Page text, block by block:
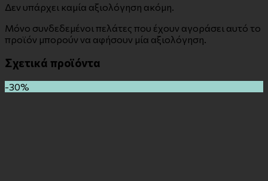
Δεν υπάρχει καμία αξιολόγηση ακόμη.
Μόνο συνδεδεμένοι πελάτες που έχουν αγοράσει αυτό το
προϊόν μπορούν να αφήσουν μία αξιολόγηση.
Σχετικά προϊόντα
-30%